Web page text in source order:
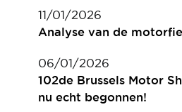
11/01/2026
Analyse van de
06/01/2026
102de Brussels Motor
nu echt begonnen!